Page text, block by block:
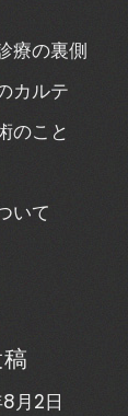
療の裏側
カルテ
のこと
いて
月2日